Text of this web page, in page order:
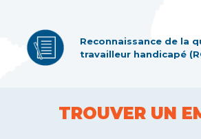
Reconnaissance de la
travailleur handicapé
TROUVER UN